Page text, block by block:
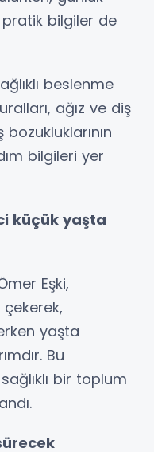
bilgiler de
beslenme
ağız ve diş
bozukluklarının
bilgileri yer
küçük yaşta
Eşki,
yaşta
Bu
bir toplum